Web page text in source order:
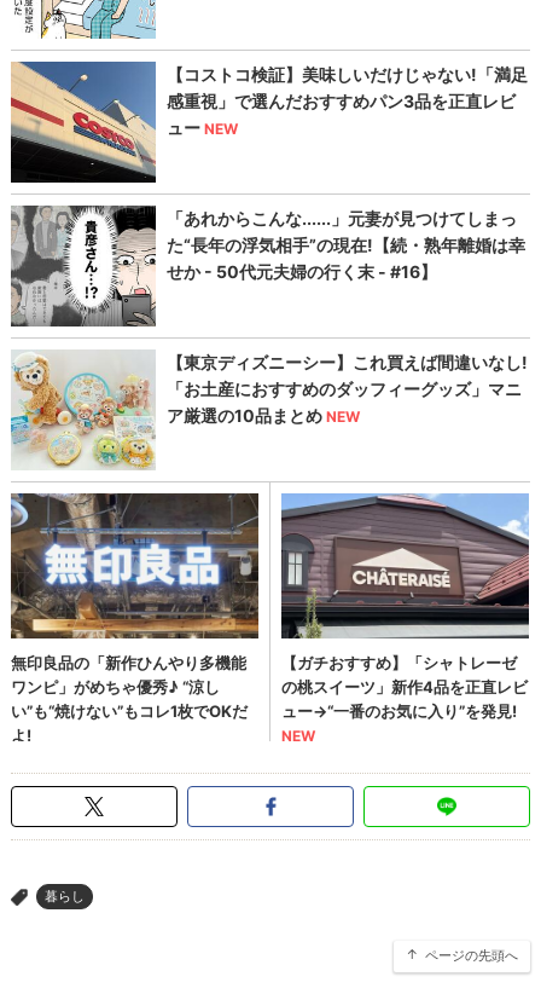
> 暮らし
ページの先頭へ